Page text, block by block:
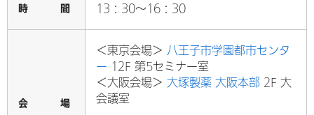
時 間 13：30～16：30
会 場
＜東京会場＞ 八王子市学園都市センタ
ー 12F 第5セミナー室
＜大阪会場＞ 大塚製薬 大阪本部 2F 大
会議室